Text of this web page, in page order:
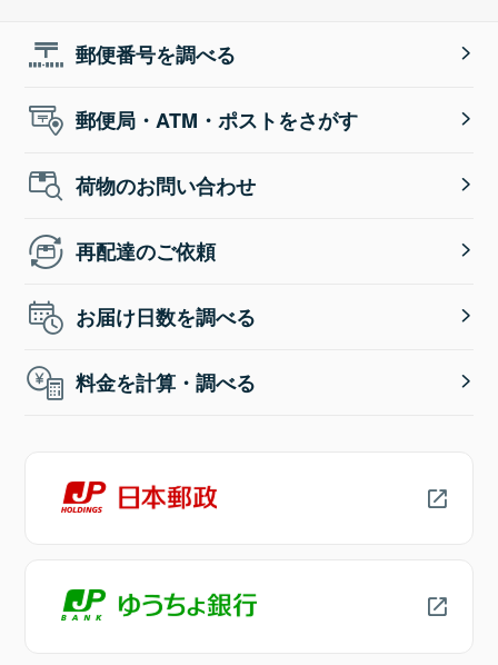
郵便番号を調べる
郵便局・ATM・ポストをさがす
荷物のお問い合わせ
再配達のご依頼
お届け日数を調べる
料金を計算・調べる